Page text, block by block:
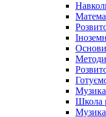
Музика
Школа